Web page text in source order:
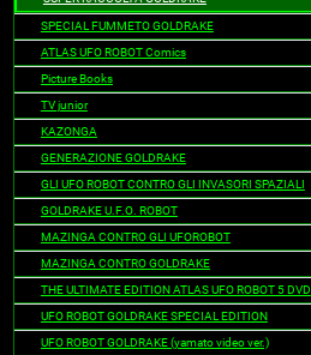
SPECIAL FUMMETO GOLDRAKE
ATLAS UFO ROBOT Comics
Picture Books
TV junior
KAZONGA
GENERAZIONE GOLDRAKE
GLI UFO ROBOT CONTRO GLI INVASORI SPAZIALI
GOLDRAKE U.F.O. ROBOT
MAZINGA CONTRO GLI UFOROBOT
MAZINGA CONTRO GOLDRAKE
THE ULTIMATE EDITION ATLAS UFO ROBOT 5 DVD
UFO ROBOT GOLDRAKE SPECIAL EDITION
UFO ROBOT GOLDRAKE (yamato video ver.)